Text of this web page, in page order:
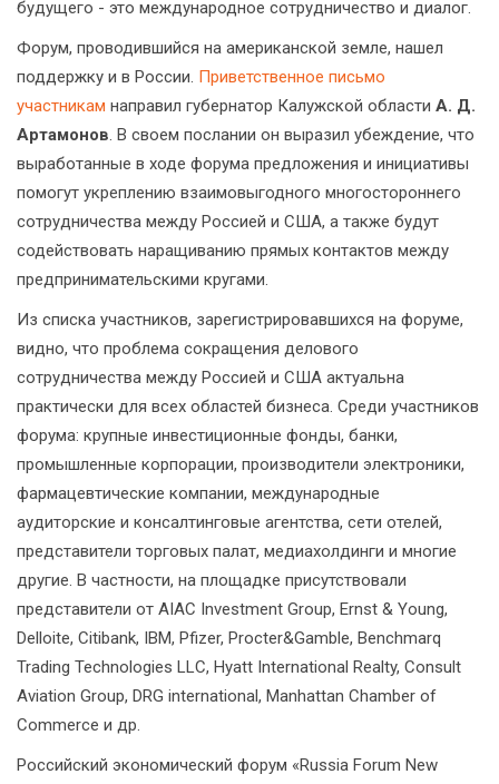
будущего - это международное сотрудничество и диалог.
Форум, проводившийся на американской земле, нашел
поддержку и в России. Приветственное письмо
участникам направил губернатор Калужской области А. Д.
Артамонов . В своем послании он выразил убеждение, что
выработанные в ходе форума предложения и инициативы
помогут укреплению взаимовыгодного многостороннего
сотрудничества между Россией и США, а также будут
содействовать наращиванию прямых контактов между
предпринимательскими кругами.
Из списка участников, зарегистрировавшихся на форуме,
видно, что проблема сокращения делового
сотрудничества между Россией и США актуальна
практически для всех областей бизнеса. Среди участников
форума: крупные инвестиционные фонды, банки,
промышленные корпорации, производители электроники,
фармацевтические компании, международные
аудиторские и консалтинговые агентства, сети отелей,
представители торговых палат, медиахолдинги и многие
другие. В частности, на площадке присутствовали
представители от AIAC Investment Group, Ernst & Young,
Delloite, Citibank, IBM, Pfizer, Procter&Gamble, Benchmarq
Trading Technologies LLC, Hyatt International Realty, Consult
Aviation Group, DRG international, Manhattan Chamber of
Commerce и др.
Российский экономический форум «Russia Forum New